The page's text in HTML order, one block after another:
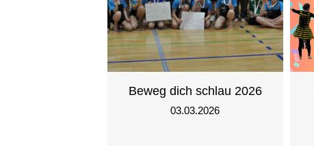
Beweg dich schlau 2026
03.03.2026